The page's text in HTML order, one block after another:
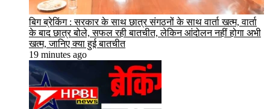
बिग ब्रेकिंग : सरकार के साथ छात्र संगठनों के साथ वार्ता खत्म, वार्ता
के बाद छात्र बोले, सफल रही बातचीत, लेकिन आंदोलन नहीं होगा अभी
खत्म, जानिए क्या हुई बातचीत
19 minutes ago